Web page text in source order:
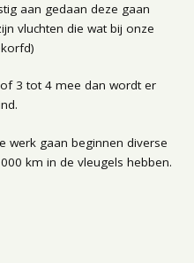
aan gedaan deze gaan
vluchten die wat bij onze
3 tot 4 mee dan wordt er
werk gaan beginnen diverse
km in de vleugels hebben.